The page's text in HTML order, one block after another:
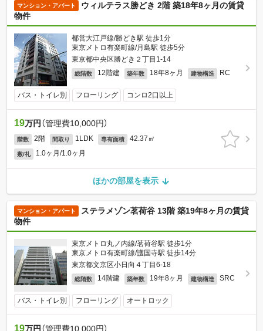
マンション・アパート
ウィルテラス勝どき 2階 築18年8ヶ月の賃貸
物件
都営大江戸線/勝どき駅 徒歩1分
東京メトロ有楽町線/月島駅 徒歩5分
東京都中央区勝どき２丁目1-14
総階数 12階建 築年数 18年8ヶ月 建物構造 RC
バス・トイレ別 フローリング コンロ2口以上
19万円 （管理費10,000円）
階数 2階 間取り 1LDK 専有面積 42.37㎡
敷/礼 1.0ヶ月/1.0ヶ月
ほかの部屋を表示
マンション・アパート
ステラメゾン茗荷谷 13階 築19年8ヶ月の賃貸
物件
東京メトロ丸ノ内線/茗荷谷駅 徒歩1分
東京メトロ有楽町線/護国寺駅 徒歩14分
東京都文京区小日向４丁目6-18
総階数 14階建 築年数 19年8ヶ月 建物構造 SRC
バス・トイレ別 フローリング オートロック
19万円 （管理費10,000円）